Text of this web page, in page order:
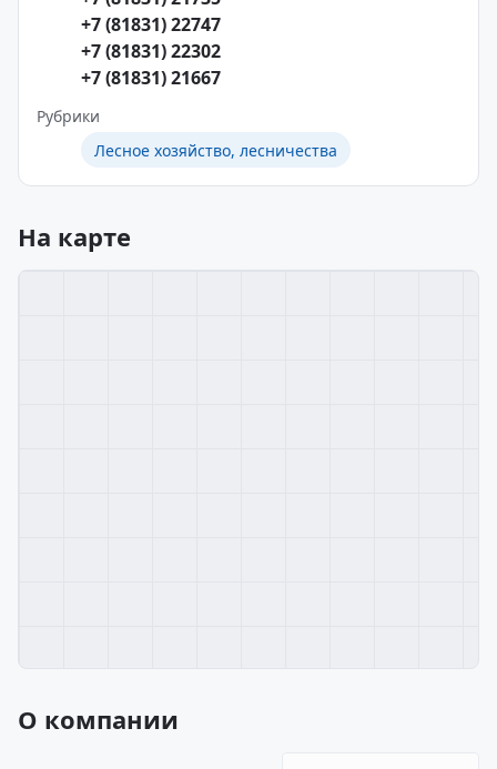
+7 (81831) 22747
+7 (81831) 22302
+7 (81831) 21667
Рубрики
Лесное хозяйство, лесничества
На карте
О компании